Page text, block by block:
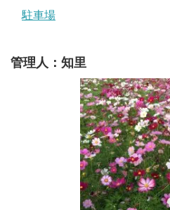
駐車場
管理人：知里